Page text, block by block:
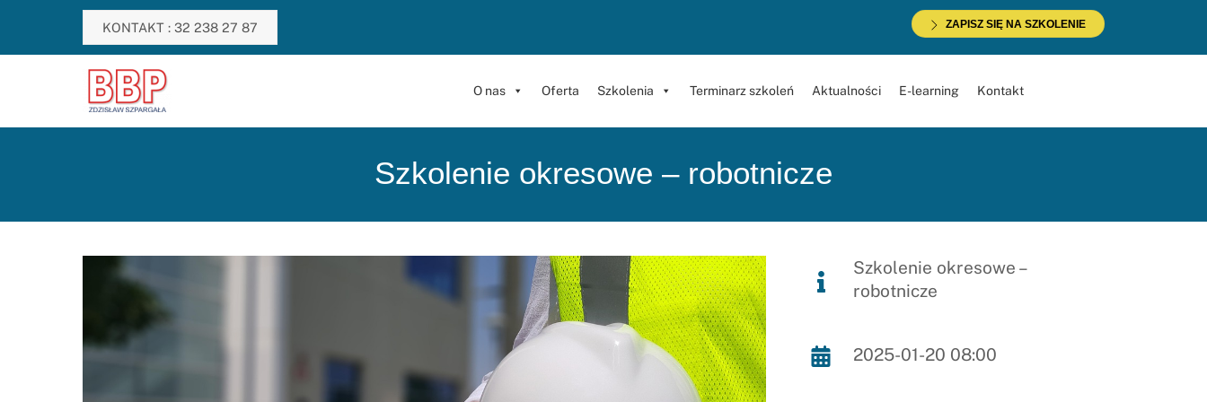
content
KONTAKT : 32 238 27 87 ZAPISZ SIĘ NA SZKOLENIE
O nas Oferta Szkolenia Terminarz szkoleń Aktualności E-learning Kontakt
Szkolenie okresowe – robotnicze
Szkolenie okresowe –
robotnicze
2025-01-20 08:00